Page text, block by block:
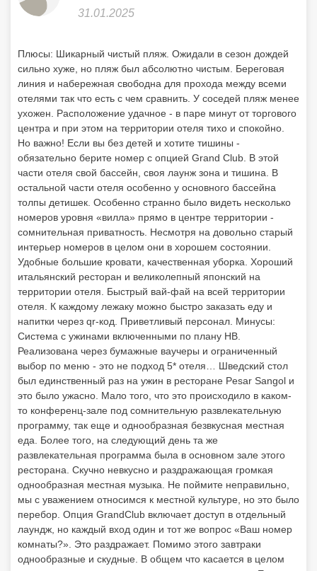
31.01.2025
Плюсы: Шикарный чистый пляж. Ожидали в сезон дождей
сильно хуже, но пляж был абсолютно чистым. Береговая
линия и набережная свободна для прохода между всеми
отелями так что есть с чем сравнить. У соседей пляж менее
ухожен. Расположение удачное - в паре минут от торгового
центра и при этом на территории отеля тихо и спокойно.
Но важно! Если вы без детей и хотите тишины -
обязательно берите номер с опцией Grand Club. В этой
части отеля свой бассейн, своя лаунж зона и тишина. В
остальной части отеля особенно у основного бассейна
толпы детишек. Особенно странно было видеть несколько
номеров уровня «вилла» прямо в центре территории -
сомнительная приватность. Несмотря на довольно старый
интерьер номеров в целом они в хорошем состоянии.
Удобные большие кровати, качественная уборка. Хороший
итальянский ресторан и великолепный японский на
территории отеля. Быстрый вай-фай на всей территории
отеля. К каждому лежаку можно быстро заказать еду и
напитки через qr-код. Приветливый персонал. Минусы:
Система с ужинами включенными по плану HB.
Реализована через бумажные ваучеры и ограниченный
выбор по меню - это не подход 5* отеля… Шведский стол
был единственный раз на ужин в ресторане Pesar Sangol и
это было ужасно. Мало того, что это происходило в каком-
то конференц-зале под сомнительную развлекательную
программу, так еще и однообразная безвкусная местная
еда. Более того, на следующий день та же
развлекательная программа была в основном зале этого
ресторана. Скучно невкусно и раздражающая громкая
однообразная местная музыка. Не поймите неправильно,
мы с уважением относимся к местной культуре, но это было
перебор. Опция GrandClub включает доступ в отдельный
лаундж, но каждый вход один и тот же вопрос «Ваш номер
комнаты?». Это раздражает. Помимо этого завтраки
однообразные и скудные. В общем что касается в целом